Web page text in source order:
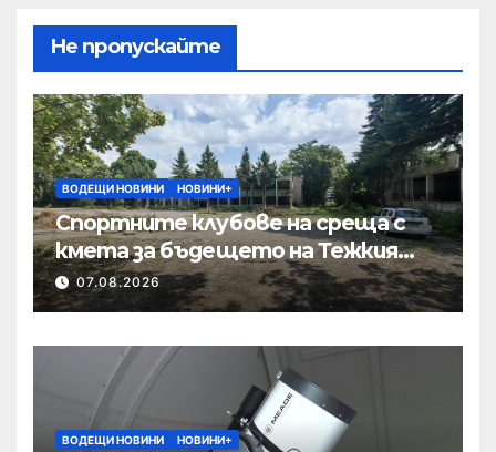
Не пропускайте
ВОДЕЩИ НОВИНИ НОВИНИ+
Спортните клубове на среща с
кмета за бъдещето на Тежкия
полк
07.08.2026
ВОДЕЩИ НОВИНИ НОВИНИ+